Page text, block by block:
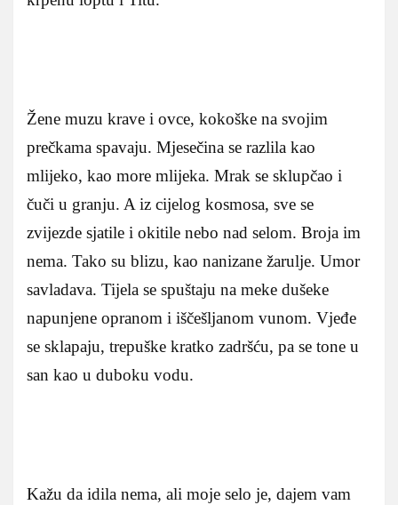
Žene muzu krave i ovce, kokoške na svojim
prečkama spavaju. Mjesečina se razlila kao
mlijeko, kao more mlijeka. Mrak se sklupčao i
čuči u granju. A iz cijelog kosmosa, sve se
zvijezde sjatile i okitile nebo nad selom. Broja im
nema. Tako su blizu, kao nanizane žarulje. Umor
savladava. Tijela se spuštaju na meke dušeke
napunjene opranom i iščešljanom vunom. Vjeđe
se sklapaju, trepuške kratko zadršću, pa se tone u
san kao u duboku vodu.
Kažu da idila nema, ali moje selo je, dajem vam